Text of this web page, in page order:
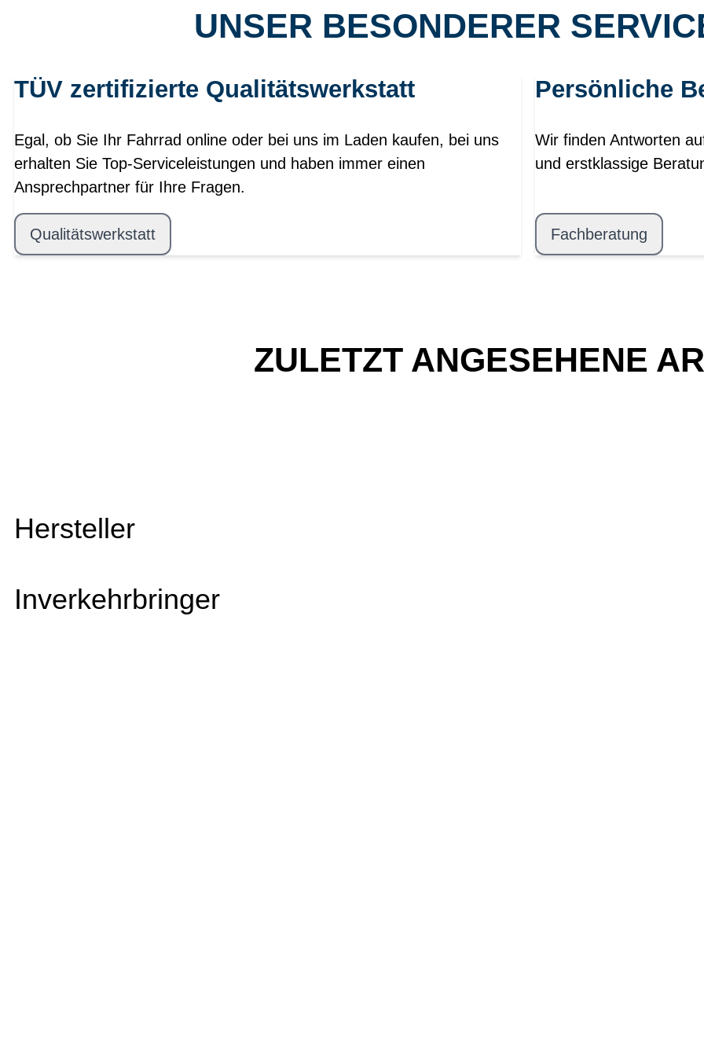
UNSER BESONDERER
TÜV zertifizierte Qualitätswerkstatt
Egal, ob Sie Ihr Fahrrad online oder bei uns im Laden kaufen, bei uns
erhalten Sie Top-Serviceleistungen und haben immer einen
Ansprechpartner für Ihre Fragen.
Qualitätswerkstatt
Persönliche
Wir finden Antworten
und erstklassige
Fachberatung
ZULETZT ANGESEHENE
Hersteller
Inverkehrbringer